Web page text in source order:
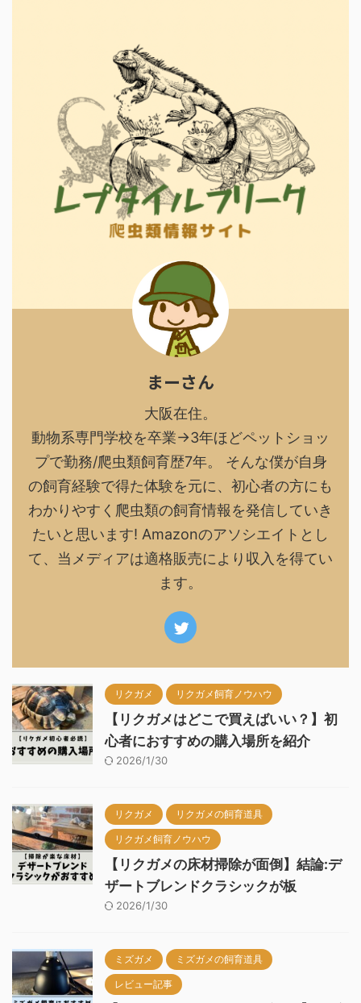
まーさん
大阪在住。
動物系専門学校を卒業→3年ほどペットショッ
プで勤務/爬虫類飼育歴7年。 そんな僕が自身
の飼育経験で得た体験を元に、初心者の方にも
わかりやすく爬虫類の飼育情報を発信していき
たいと思います! Amazonのアソシエイトとし
て、当メディアは適格販売により収入を得てい
ます。
リクガメ リクガメ飼育ノウハウ
【リクガメはどこで買えばいい？】初
心者におすすめの購入場所を紹介
2026/1/30
リクガメ リクガメの飼育道具
リクガメ飼育ノウハウ
【リクガメの床材掃除が面倒】結論:デ
ザートブレンドクラシックが板
2026/1/30
ミズガメ ミズガメの飼育道具
レビュー記事